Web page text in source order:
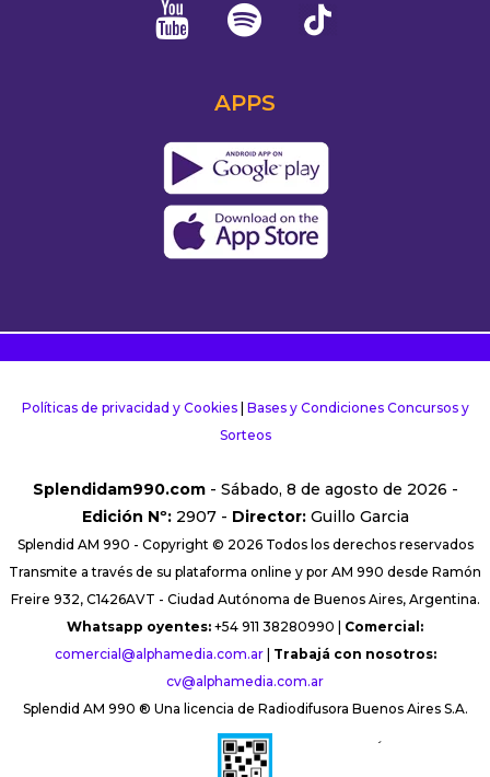
APPS
Políticas de privacidad y Cookies| Bases y Condiciones Concursos y
Sorteos
Splendidam990.com- Sábado, 8 de agosto de 2026 -
Edición Nº:2907 - Director:Guillo Garcia
Splendid AM 990 - Copyright © 2026 Todos los derechos reservados
Transmite a través de su plataforma online y por AM 990 desde Ramón
Freire 932, C1426AVT - Ciudad Autónoma de Buenos Aires, Argentina.
Whatsapp oyentes: +54 911 38280990 | Comercial:
comercial@alphamedia.com.ar| Trabajá con nosotros:
cv@alphamedia.com.ar
Splendid AM 990 ® Una licencia de Radiodifusora Buenos Aires S.A.
´